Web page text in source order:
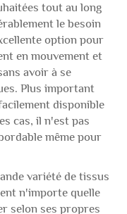
tout au long
le besoin
option pour
en mouvement et
avoir à se
Plus important
disponible
cas, il n'est pas
même pour
variété de tissus
n'importe quelle
selon ses propres